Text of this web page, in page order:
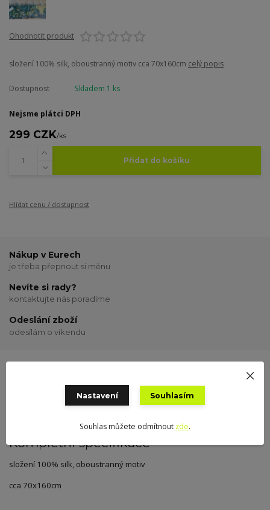
Ohodnotit produkt
složení 100% silk, oboustranný motiv cca 70x160cm celý popis
Dostupnost Skladem 1 ks
Nejsme plátci DPH
299 CZK/ks
Přidat do košíku
Hlídat cenu / dostupnost
Nákup v Eurech
je třeba přepnout si měnu
Nevíte si rady?
kontaktujte nás poradíme
Odeslání zboží
odesílám o víkendu
Kompletní specifikace Hodnocení 0
Kompletní specifikace
složení 100% silk, oboustranný motiv
cca 70x160cm
Nastavení Souhlasím
Souhlas můžete odmítnout zde.